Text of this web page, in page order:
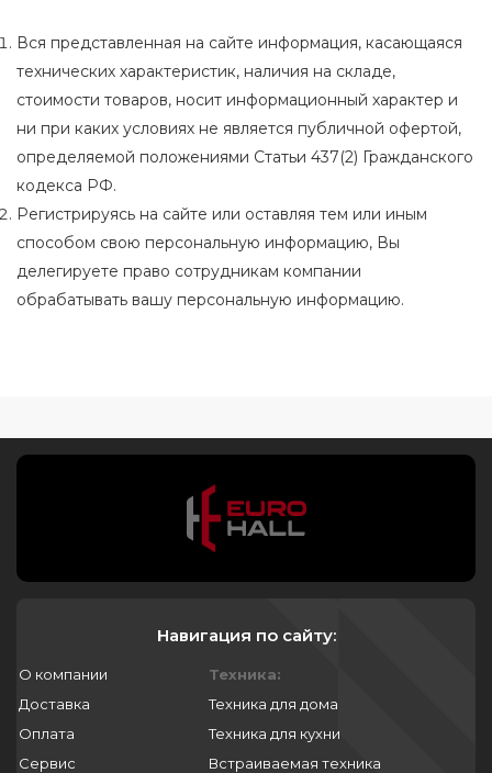
Вся представленная на сайте информация, касающаяся
технических характеристик, наличия на складе,
стоимости товаров, носит информационный характер и
ни при каких условиях не является публичной офертой,
определяемой положениями Статьи 437(2) Гражданского
кодекса РФ.
Регистрируясь на сайте или оставляя тем или иным
способом свою персональную информацию, Вы
делегируете право сотрудникам компании
обрабатывать вашу персональную информацию.
Навигация по сайту:
О компании
Доставка
Оплата
Сервис
Техника:
Техника для дома
Техника для кухни
Встраиваемая техника